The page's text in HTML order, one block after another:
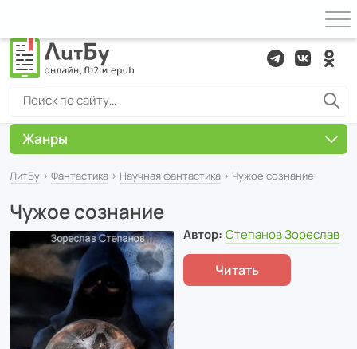
ЛитБу › Фантастика › Научная фантастика › Чужое сознание
Чужое сознание
Автор: Степанов Зореслав
Читать
Жанры